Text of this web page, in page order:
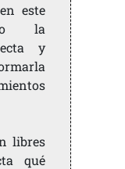
este
la
y
libres
qué